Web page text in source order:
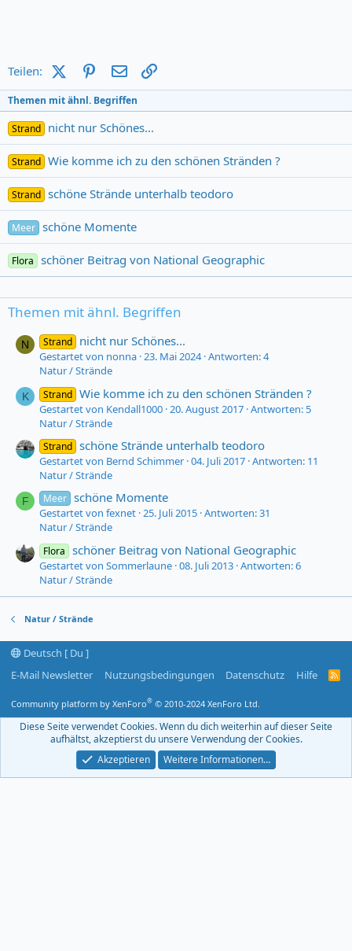
Teilen: X (Twitter)PinterestE-Mail
Themen mit ähnl. Begriffen
Strand nicht nur Schönes...
Strand Wie komme ich zu den schönen Stränden ?
Strand schöne Strände unterhalb teodoro
Meer schöne Momente
Flora schöner Beitrag von National Geographic
Themen mit ähnl. Begriffen
N Strand nicht nur Schönes...
Gestartet von nonna 23. Mai 2024 Antworten: 4
Natur / Strände
K Strand Wie komme ich zu den schönen Stränden ?
Gestartet von Kendall1000 20. August 2017 Antworten: 5
Natur / Strände
Strand schöne Strände unterhalb teodoro
Gestartet von Bernd Schimmer 04. Juli 2017 Antworten: 11
Natur / Strände
F Meer schöne Momente
Gestartet von fexnet 25. Juli 2015 Antworten: 31
Natur / Strände
Flora schöner Beitrag von National Geographic
Gestartet von Sommerlaune 08. Juli 2013 Antworten: 6
Natur / Strände
Natur / Strände
Deutsch [ Du ]
E-Mail Newsletter
Nutzungsbedingungen Datenschutz Hilfe
R
S
F
Community platform by XenForo® © 2010-2024 XenForo Ltd.
Diese Seite verwendet Cookies. Wenn du dich weiterhin auf dieser Seite
aufhältst, akzeptierst du unsere Verwendung der Cookies.
Akzeptieren
Weitere Informationen…